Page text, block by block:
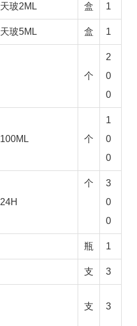
天玻2ML 盒 1
天玻5ML 盒 1
个
2
0
0
100ML 个
1
0
0
24H
个
3
0
0
瓶 1
支 3
支 3